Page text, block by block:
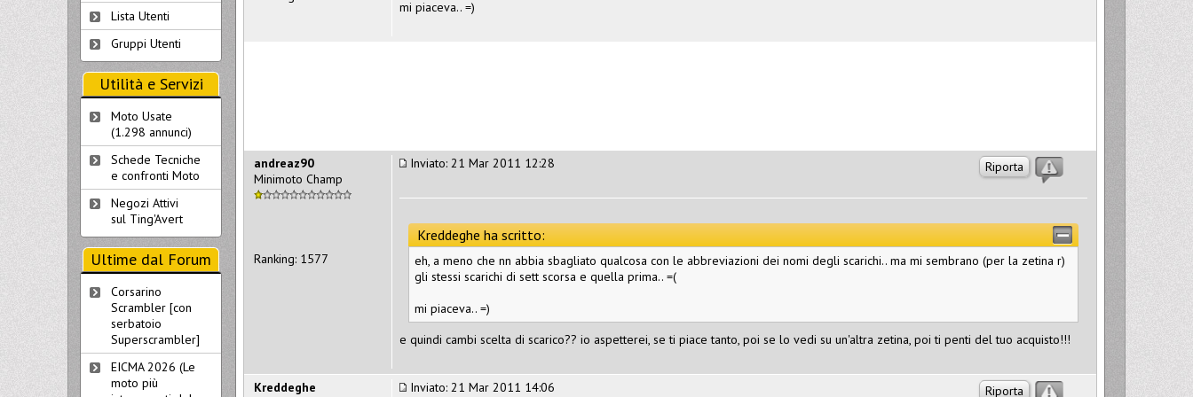
mi piaceva.. =)
Riporta
Inviato: 21 Mar 2011 12:28
Kreddeghe ha scritto:
eh, a meno che nn abbia sbagliato qualcosa con le abbreviazioni dei nomi degli scarichi.. ma mi sembrano (per la zetina r)
gli stessi scarichi di sett scorsa e quella prima.. =(
mi piaceva.. =)
e quindi cambi scelta di scarico?? io aspetterei, se ti piace tanto, poi se lo vedi su un'altra zetina, poi ti penti del tuo acquisto!!!
andreaz90
Minimoto Champ
Ranking: 1577
Riporta
Inviato: 21 Mar 2011 14:06
Kreddeghe
Lista Utenti
Gruppi Utenti
Utilità e Servizi
Moto Usate
(1.298 annunci)
Schede Tecniche
e confronti Moto
Negozi Attivi
sul Ting'Avert
Ultime dal Forum
Corsarino
Scrambler [con
serbatoio
Superscrambler]
EICMA 2026 (Le
moto più